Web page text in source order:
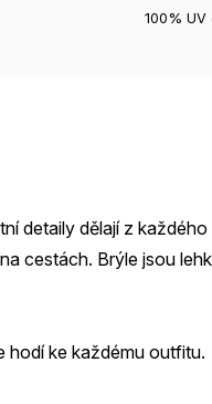
100% UV
detaily dělají z
cestách. Brýle jsou
hodí ke každému outfitu.